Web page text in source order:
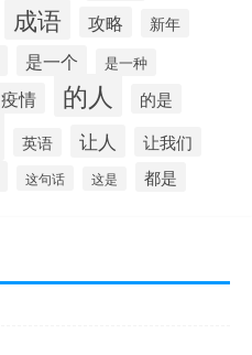
成语 攻略 新年
是一个 是一种
疫情 的人 的是
英语 让人 让我们
这句话 这是 都是